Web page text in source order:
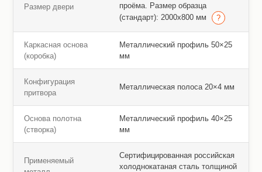
Размер двери
проёма. Размер образца
(стандарт): 2000х800 мм
Каркасная основа
(коробка)
Металлический профиль 50×25
мм
Конфигурация
притвора
Металлическая полоса 20×4 мм
Основа полотна
(створка)
Металлический профиль 40×25
мм
Применяемый
Сертифицированная российская
холоднокатаная сталь толщиной